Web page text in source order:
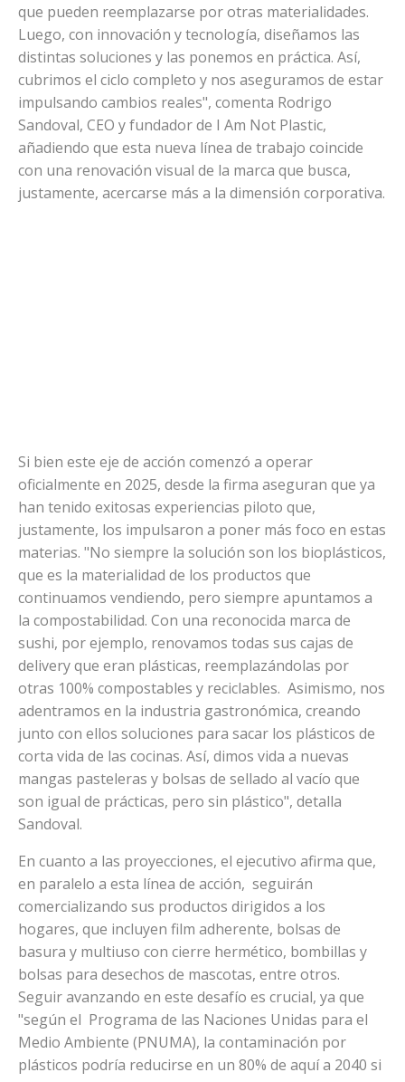
que pueden reemplazarse por otras materialidades.
Luego, con innovación y tecnología, diseñamos las
distintas soluciones y las ponemos en práctica. Así,
cubrimos el ciclo completo y nos aseguramos de estar
impulsando cambios reales", comenta Rodrigo
Sandoval, CEO y fundador de I Am Not Plastic,
añadiendo que esta nueva línea de trabajo coincide
con una renovación visual de la marca que busca,
justamente, acercarse más a la dimensión corporativa.
Si bien este eje de acción comenzó a operar
oficialmente en 2025, desde la firma aseguran que ya
han tenido exitosas experiencias piloto que,
justamente, los impulsaron a poner más foco en estas
materias. "No siempre la solución son los bioplásticos,
que es la materialidad de los productos que
continuamos vendiendo, pero siempre apuntamos a
la compostabilidad. Con una reconocida marca de
sushi, por ejemplo, renovamos todas sus cajas de
delivery que eran plásticas, reemplazándolas por
otras 100% compostables y reciclables. Asimismo, nos
adentramos en la industria gastronómica, creando
junto con ellos soluciones para sacar los plásticos de
corta vida de las cocinas. Así, dimos vida a nuevas
mangas pasteleras y bolsas de sellado al vacío que
son igual de prácticas, pero sin plástico", detalla
Sandoval.
En cuanto a las proyecciones, el ejecutivo afirma que,
en paralelo a esta línea de acción, seguirán
comercializando sus productos dirigidos a los
hogares, que incluyen film adherente, bolsas de
basura y multiuso con cierre hermético, bombillas y
bolsas para desechos de mascotas, entre otros.
Seguir avanzando en este desafío es crucial, ya que
"según el Programa de las Naciones Unidas para el
Medio Ambiente (PNUMA), la contaminación por
plásticos podría reducirse en un 80% de aquí a 2040 si